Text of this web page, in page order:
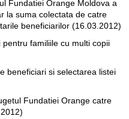
Fundatiei Orange Moldova a
la suma colectata de catre
beneficiarilor (16.03.2012)
familiile cu multi copii
beneficiari si selectarea listei
Fundatiei Orange catre